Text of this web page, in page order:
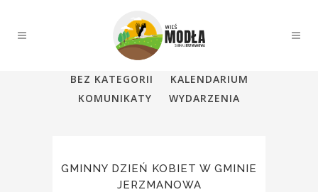
AKTUALNOŚCI
BEZ KATEGORII
KALENDARIUM
KOMUNIKATY
WYDARZENIA
GMINNY DZIEŃ KOBIET W GMINIE
JERZMANOWA